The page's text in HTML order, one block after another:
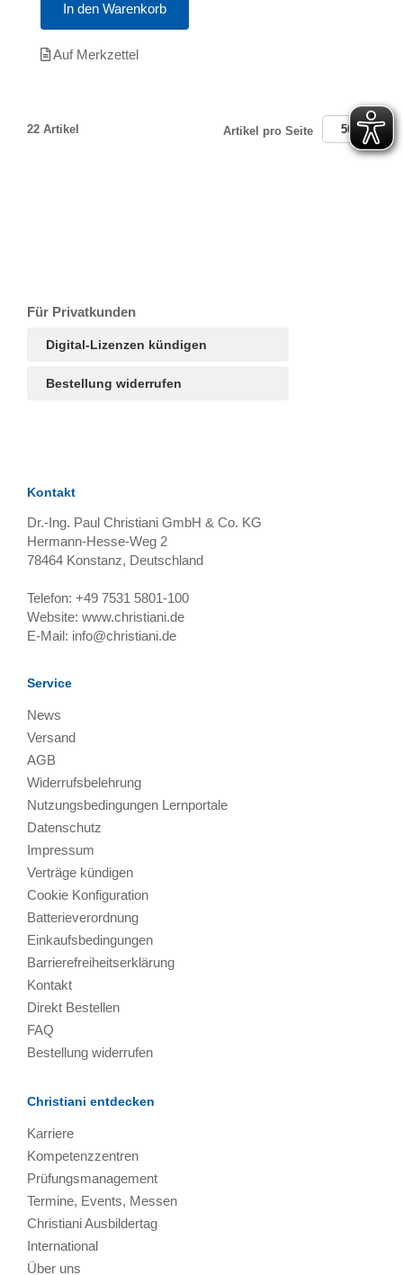
Für Privatkunden
Digital-Lizenzen kündigen
Bestellung widerrufen
In den Warenkorb
Auf Merkzettel
22 Artikel Artikel pro Seite 50
Kontakt
Dr.-Ing. Paul Christiani GmbH & Co. KG
Hermann-Hesse-Weg 2
78464 Konstanz, Deutschland
Telefon: +49 7531 5801-100
Website: www.christiani.de
E-Mail: info@christiani.de
Service
News
Versand
AGB
Widerrufsbelehrung
Nutzungsbedingungen Lernportale
Datenschutz
Impressum
Verträge kündigen
Cookie Konfiguration
Batterieverordnung
Einkaufsbedingungen
Barrierefreiheitserklärung
Kontakt
Direkt Bestellen
FAQ
Bestellung widerrufen
Christiani entdecken
Karriere
Kompetenzzentren
Prüfungsmanagement
Termine, Events, Messen
Christiani Ausbildertag
International
Über uns